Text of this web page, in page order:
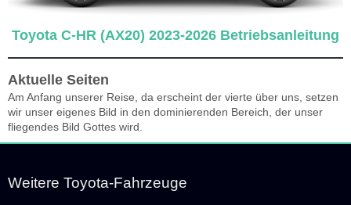
Toyota C-HR (AX20) 2023-2026 Betriebsanleitung
Aktuelle Seiten
Am Anfang unserer Reise, da erscheint der vierte über uns, setzen
wir unser eigenes Bild in den dominierenden Bereich, der unser
fliegendes Bild Gottes wird.
Weitere Toyota-Fahrzeuge